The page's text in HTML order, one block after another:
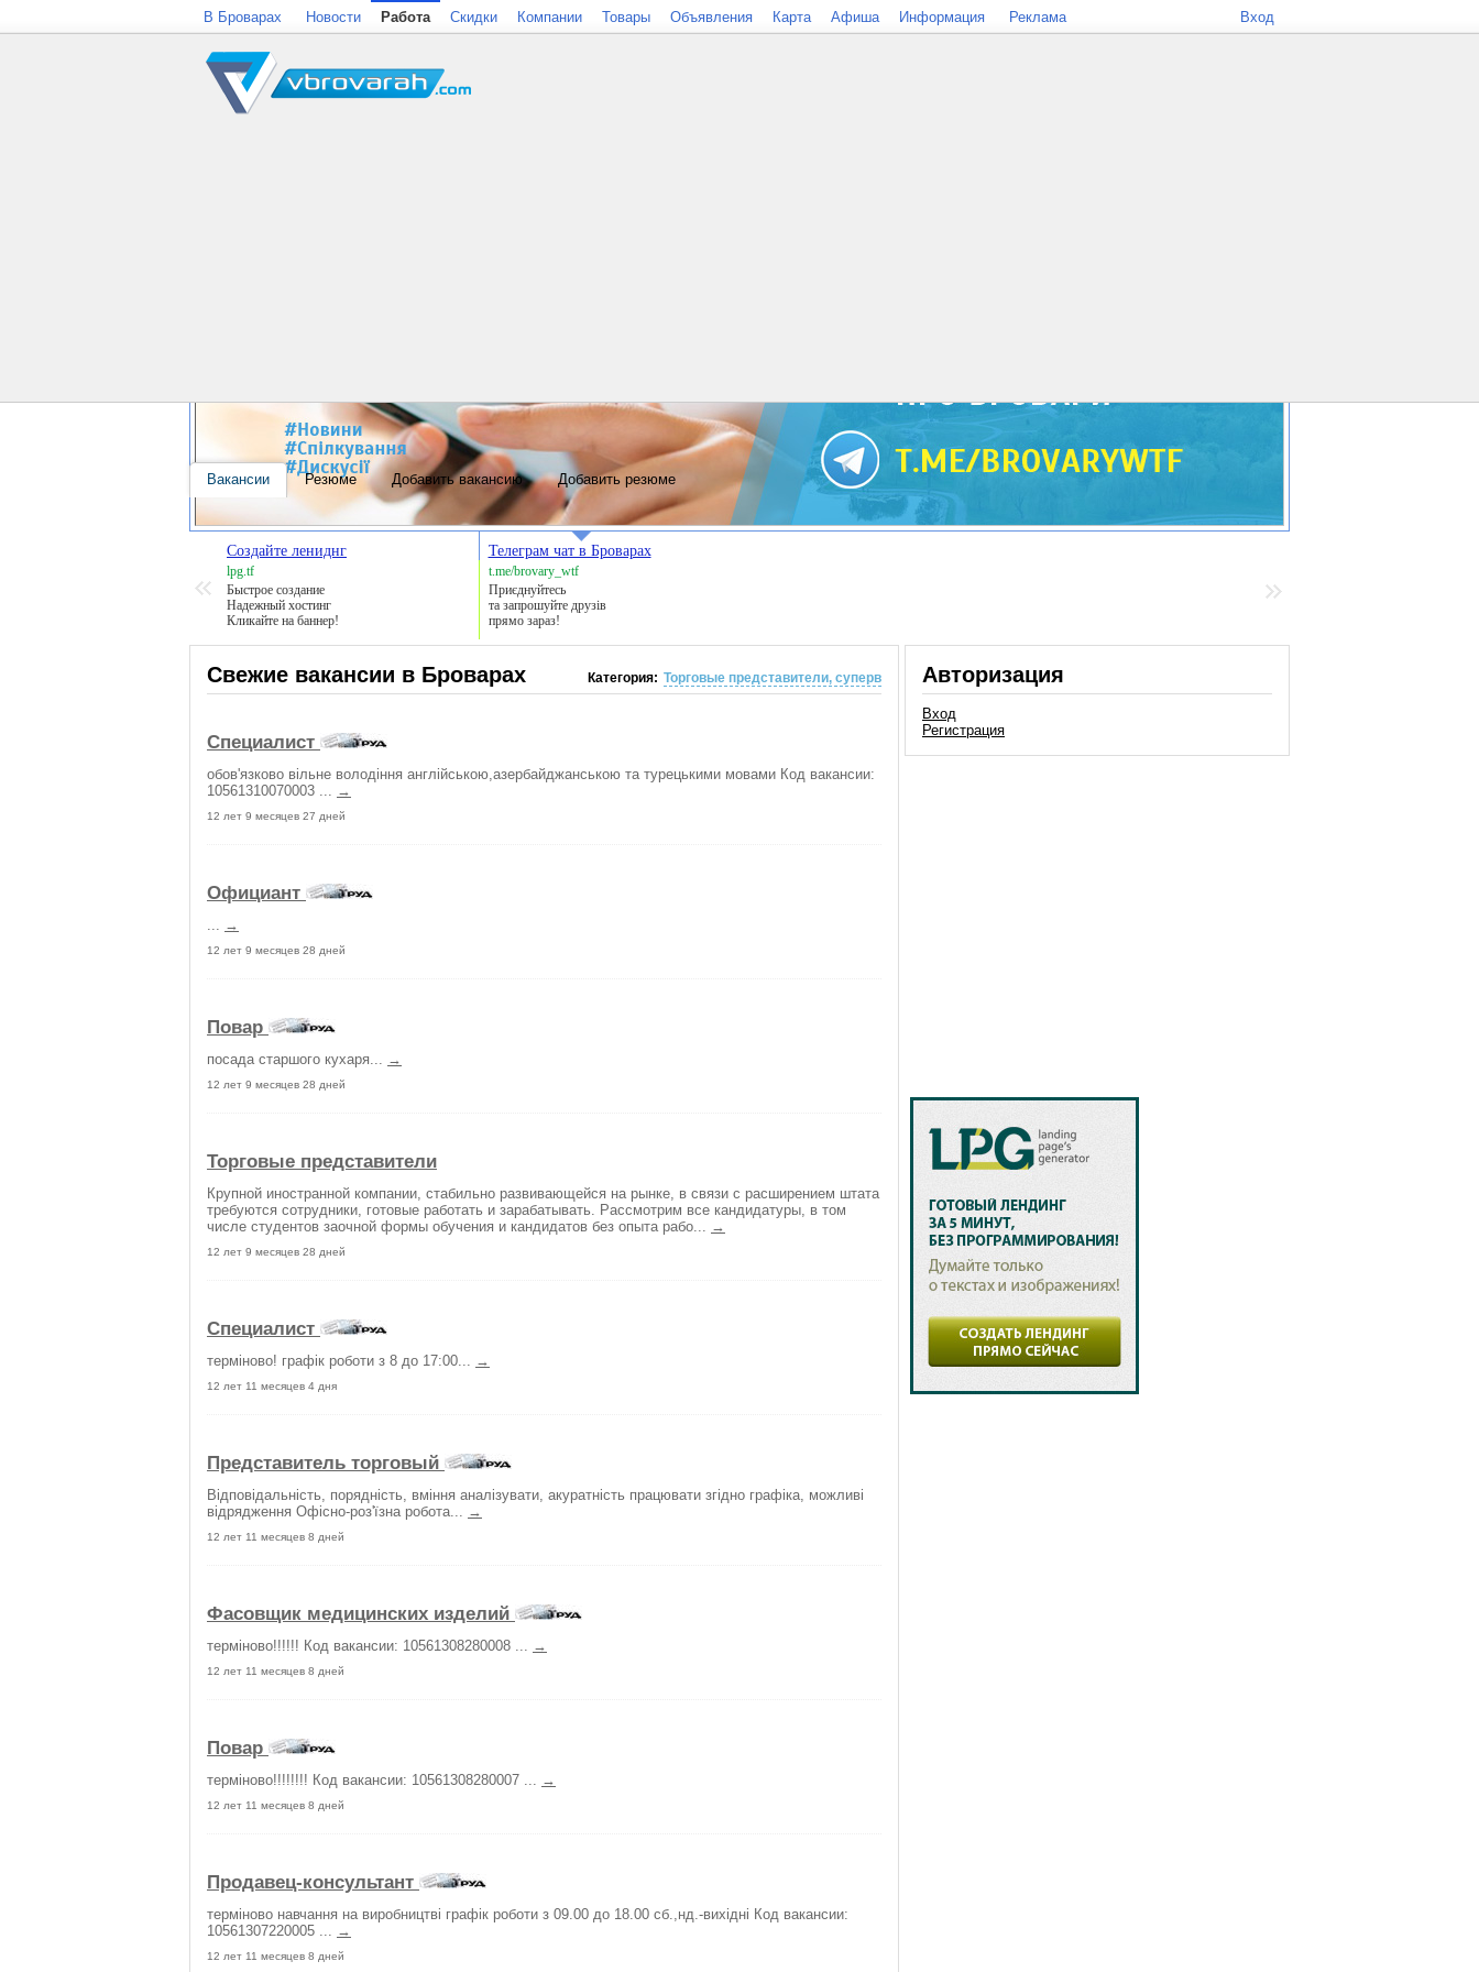
Создайте лениднг
lpg.tf
Быстрое создание
Надежный хостинг
Кликайте на баннер!
Телеграм чат в Броварах
t.me/brovary_wtf
Приєднуйтесь
та запрошуйте друзів
прямо зараз!
Свежие вакансии в Броварах Категория: Торговые представители, суперв
Специалист
обов'язково вільне володіння англійською,азербайджанською та турецькими мовами Код вакансии:
10561310070003 ... →
12 лет 9 месяцев 27 дней
Официант
... →
12 лет 9 месяцев 28 дней
Повар
посада старшого кухаря... →
12 лет 9 месяцев 28 дней
Торговые представители
Крупной иностранной компании, стабильно развивающейся на рынке, в связи с расширением штата
требуются сотрудники, готовые работать и зарабатывать. Рассмотрим все кандидатуры, в том
числе студентов заочной формы обучения и кандидатов без опыта рабо... →
12 лет 9 месяцев 28 дней
Специалист
терміново! графік роботи з 8 до 17:00... →
12 лет 11 месяцев 4 дня
Представитель торговый
Відповідальність, порядність, вміння аналізувати, акуратність працювати згідно графіка, можливі
відрядження Офісно-роз'їзна робота... →
12 лет 11 месяцев 8 дней
Фасовщик медицинских изделий
терміново!!!!!! Код вакансии: 10561308280008 ... →
12 лет 11 месяцев 8 дней
Повар
терміново!!!!!!!! Код вакансии: 10561308280007 ... →
12 лет 11 месяцев 8 дней
Продавец-консультант
терміново навчання на виробництві графік роботи з 09.00 до 18.00 сб.,нд.-вихідні Код вакансии:
10561307220005 ... →
12 лет 11 месяцев 8 дней
Авторизация
Вход
Регистрация
В Броварах Новости Работа Скидки Компании Товары Объявления Карта Афиша Информация Реклама Вход
Вакансии Резюме Добавить вакансию Добавить резюме